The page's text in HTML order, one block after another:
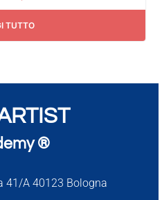
TUTTO
®
41/A 40123 Bologna